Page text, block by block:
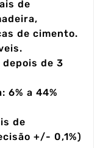
de
de cimento.
de 3
6% a 44%
de
+/- 0,1%)